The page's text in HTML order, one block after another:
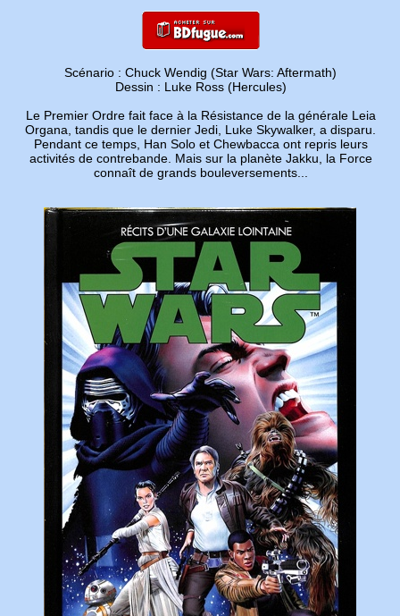
Scénario : Chuck Wendig (Star Wars: Aftermath)
Dessin : Luke Ross (Hercules)
Le Premier Ordre fait face à la Résistance de la générale Leia
Organa, tandis que le dernier Jedi, Luke Skywalker, a disparu.
Pendant ce temps, Han Solo et Chewbacca ont repris leurs
activités de contrebande. Mais sur la planète Jakku, la Force
connaît de grands bouleversements...